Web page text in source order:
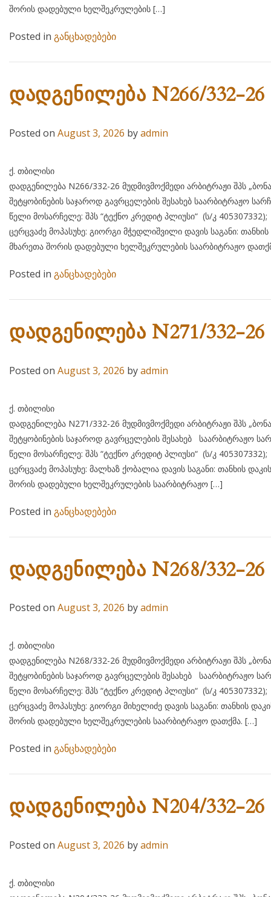
შორის დადებული ხელშეკრულების […]
Posted in განცხადებები
დადგენილება N266/332-26
Posted on August 3, 2026 byadmin
ქ. თბილისი 03
დადგენილება N266/332-26 მუდმივმოქმედი არბიტრაჟი შპს
შეტყობინების საჯაროდ გავრცელების შესახებ საარბიტრაჟო
წელი მოსარჩელე: შპს “ტექნო კრედიტ პლიუსი“ (ს/კ
ცერცვაძე მოპასუხე: გიორგი მჭედლიშვილი დავის საგანი:
მხარეთა შორის დადებული ხელშეკრულების საარბიტრაჟო
Posted in განცხადებები
დადგენილება N271/332-26
Posted on August 3, 2026 byadmin
ქ. თბილისი 03
დადგენილება N271/332-26 მუდმივმოქმედი არბიტრაჟი შპს
შეტყობინების საჯაროდ გავრცელების შესახებ საარბიტრაჟო
წელი მოსარჩელე: შპს “ტექნო კრედიტ პლიუსი“ (ს/კ
ცერცვაძე მოპასუხე: მალხაზ ქობალია დავის საგანი: თანხის
შორის დადებული ხელშეკრულების საარბიტრაჟო […]
Posted in განცხადებები
დადგენილება N268/332-26
Posted on August 3, 2026 byadmin
ქ. თბილისი 03
დადგენილება N268/332-26 მუდმივმოქმედი არბიტრაჟი შპს
შეტყობინების საჯაროდ გავრცელების შესახებ საარბიტრაჟო
წელი მოსარჩელე: შპს “ტექნო კრედიტ პლიუსი“ (ს/კ
ცერცვაძე მოპასუხე: გიორგი მიხელიძე დავის საგანი: თანხის
შორის დადებული ხელშეკრულების საარბიტრაჟო დათქმა. […]
Posted in განცხადებები
დადგენილება N204/332-26
Posted on August 3, 2026 byadmin
ქ. თბილისი 03